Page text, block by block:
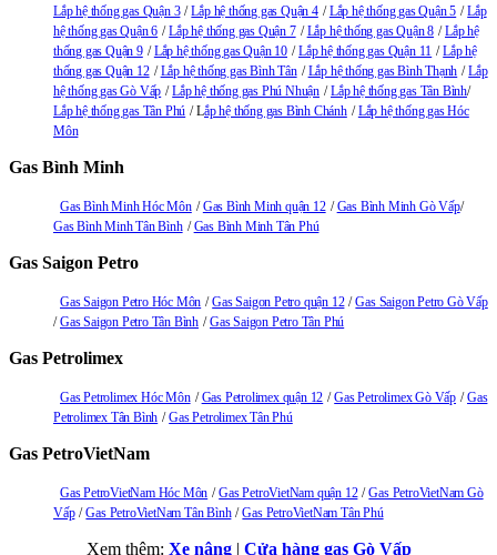
Lắp hệ thống gas Quận 3
Lắp hệ thống gas Quận 4 Lắp hệ thống gas Quận 5
Lắp
hệ thống gas Quận 6
Lắp hệ thống gas Quận 7 Lắp hệ thống gas Quận 8
Lắp hệ
thống gas Quận 9
Lắp hệ thống gas Quận 10 Lắp hệ thống gas Quận 11
Lắp hệ
thống gas Quận 12
Lắp hệ thống gas Bình Tân Lắp hệ thống gas Bình Thạnh
Lắp
hệ thống gas Gò Vấp
Lắp hệ thống gas Phú Nhuận
Lắp hệ thống gas Tân Bình
Lắp hệ thống gas Tân Phú
Lắp hệ thống gas Bình Chánh
Lắp hệ thống gas Hóc
Môn
Gas Bình Minh
Gas Bình Minh Hóc Môn Gas Bình Minh quận 12
Gas Bình Minh Gò Vấp
Gas Bình Minh Tân Bình
Gas Bình Minh Tân Phú
Gas Saigon Petro
Gas Saigon Petro Hóc Môn Gas Saigon Petro quận 12
Gas Saigon Petro Gò Vấp
Gas Saigon Petro Tân Bình
Gas Saigon Petro Tân Phú
Gas Petrolimex
Gas Petrolimex Hóc Môn Gas Petrolimex quận 12 Gas Petrolimex Gò Vấp
Gas
Petrolimex Tân Bình
Gas Petrolimex Tân Phú
Gas PetroVietNam
Gas PetroVietNam Hóc Môn Gas PetroVietNam quận 12
Gas PetroVietNam Gò
Vấp
Gas PetroVietNam Tân Bình Gas PetroVietNam Tân Phú
Xem thêm: Xe nâng| Cửa hàng gas Gò Vấp